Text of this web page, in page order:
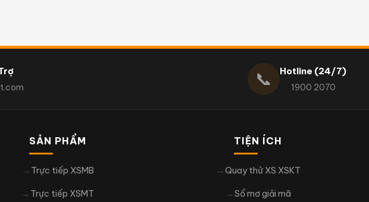
📞 Hotline (24/7)
1900 2070
SẢN PHẨM
Trực tiếp XSMB
Trực tiếp XSMT
TIỆN ÍCH
Quay thử XS XSKT
Sổ mơ giải mã